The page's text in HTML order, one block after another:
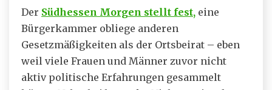
Der Südhessen Morgen stellt fest, eine
Bürgerkammer obliege anderen
Gesetzmäßigkeiten als der Ortsbeirat – eben
weil viele Frauen und Männer zuvor nicht
aktiv politische Erfahrungen gesammelt